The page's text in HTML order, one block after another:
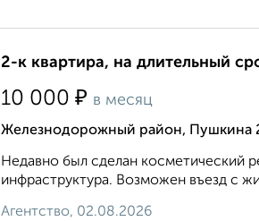
2-к квартира, на длительный
10 000 ₽ в месяц
Железнодорожный район, Пушкина
Недавно был сделан косметический
инфраструктура. Возможен въезд с
Агентство, 02.08.2026